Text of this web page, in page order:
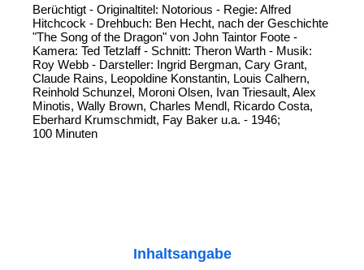
Berüchtigt - Originaltitel: Notorious - Regie: Alfred
Hitchcock - Drehbuch: Ben Hecht, nach der Geschichte
"The Song of the Dragon" von John Taintor Foote -
Kamera: Ted Tetzlaff - Schnitt: Theron Warth - Musik:
Roy Webb - Darsteller: Ingrid Bergman, Cary Grant,
Claude Rains, Leopoldine Konstantin, Louis Calhern,
Reinhold Schunzel, Moroni Olsen, Ivan Triesault, Alex
Minotis, Wally Brown, Charles Mendl, Ricardo Costa,
Eberhard Krumschmidt, Fay Baker u.a. - 1946;
100 Minuten
Inhaltsangabe